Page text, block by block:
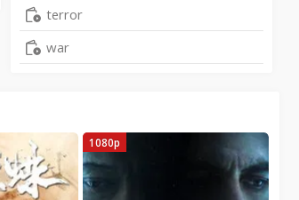
terror
war
1080p